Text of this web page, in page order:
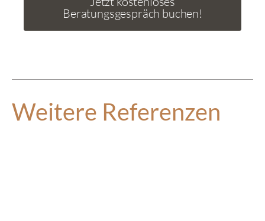
Beratungsgespräch buchen!
Weitere Referenzen